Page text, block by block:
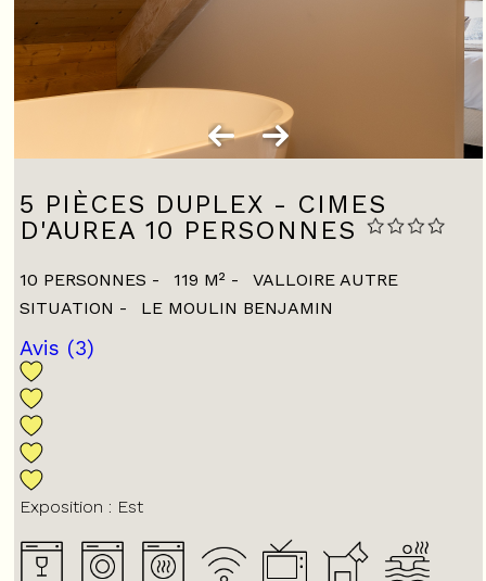
5 PIÈCES DUPLEX - CIMES
D'AUREA 10 PERSONNES
10 PERSONNES 119 M²
VALLOIRE AUTRE
SITUATION
LE MOULIN BENJAMIN
Avis (3)
Exposition : Est